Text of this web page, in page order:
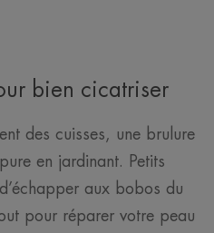
bien cicatriser
des cuisses, une brulure
en jardinant. Petits
aux bobos du
pour réparer votre peau